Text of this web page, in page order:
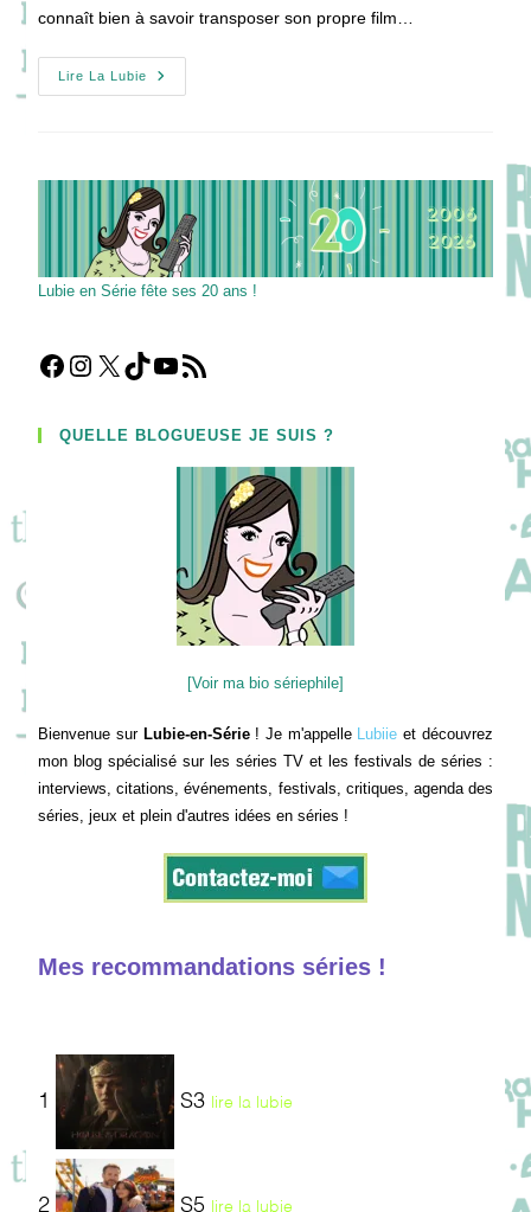
connaît bien à savoir transposer son propre film…
Lire La Lubie
IRMA
VEP
Des
Vampires
?
Lubie en Série fête ses 20 ans !
Facebook
Instagram
X TikTokYouTube
Flux RSS
QUELLE BLOGUEUSE JE SUIS ?
[Voir ma bio sériephile]
Bienvenue sur Lubie-en-Série! Je m'appelle Lubiie et découvrez
mon blog spécialisé sur les séries TV et les festivals de séries :
interviews, citations, événements, festivals, critiques, agenda des
séries, jeux et plein d'autres idées en séries !
Mes recommandations séries !
1 S3 lire la lubie
2 S5 lire la lubie